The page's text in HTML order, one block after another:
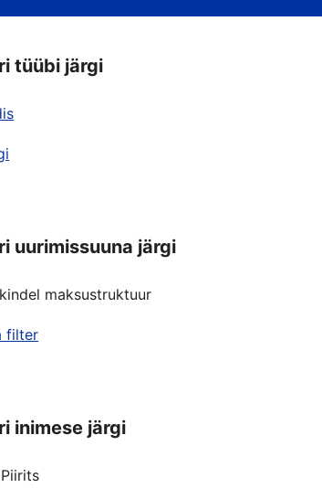
tüübi järgi
uurimissuuna järgi
maksustruktuur
filter
inimese järgi